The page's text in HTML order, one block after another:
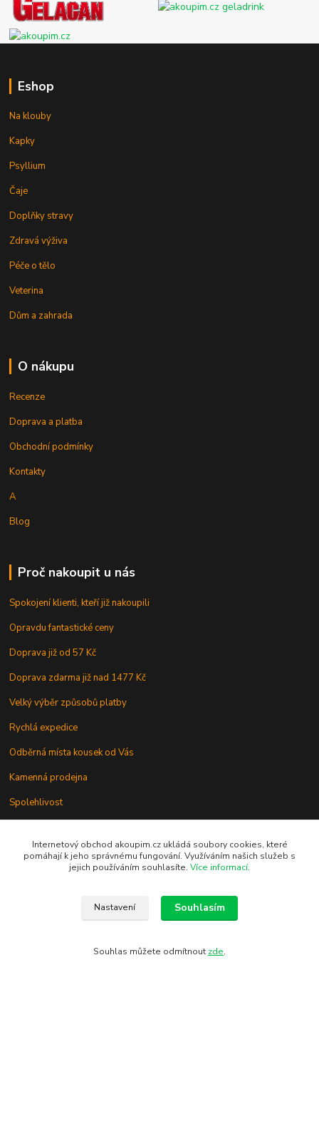
Eshop
Na klouby
Kapky
Psyllium
Čaje
Doplňky stravy
Zdravá výživa
Péče o tělo
Veterina
Dům a zahrada
O nákupu
Recenze
Doprava a platba
Obchodní podmínky
Kontakty
A
Blog
Proč nakoupit u nás
Spokojení klienti, kteří již nakoupili
Opravdu fantastické ceny
Doprava již od 57 Kč
Doprava zdarma již nad 1477 Kč
Velký výběr způsobů platby
Rychlá expedice
Odběrná místa kousek od Vás
Kamenná prodejna
Spolehlivost
+420 776 77 44 11
Internetový obchod akoupim.cz ukládá soubory cookies, které
pomáhají k jeho správnému fungování. Využíváním našich služeb s
jejich používáním souhlasíte. Více informací.
Nastavení Souhlasím
Souhlas můžete odmítnout zde.